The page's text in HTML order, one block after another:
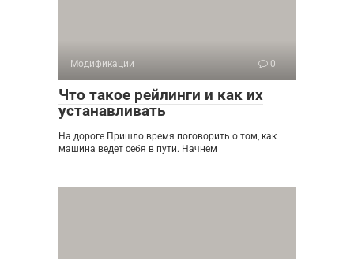
Модификации 0
Что такое рейлинги и как их
устанавливать
На дороге Пришло время поговорить о том, как
машина ведет себя в пути. Начнем